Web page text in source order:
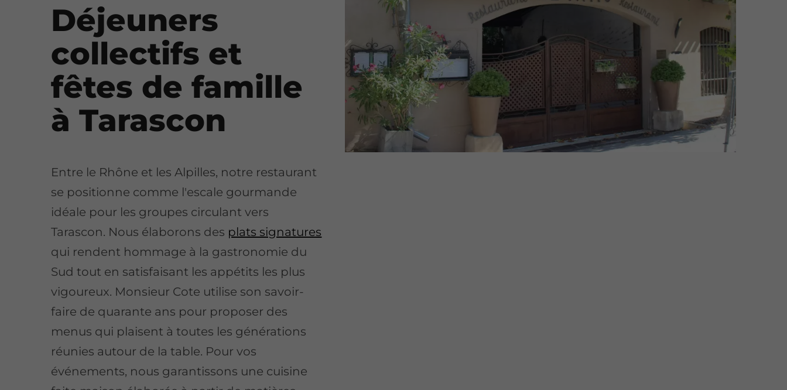
Déjeuners
collectifs et
fêtes de famille
à Tarascon
Entre le Rhône et les Alpilles, notre restaurant
se positionne comme l'escale gourmande
idéale pour les groupes circulant vers
Tarascon. Nous élaborons des plats signatures
qui rendent hommage à la gastronomie du
Sud tout en satisfaisant les appétits les plus
vigoureux. Monsieur Cote utilise son savoir-
faire de quarante ans pour proposer des
menus qui plaisent à toutes les générations
réunies autour de la table. Pour vos
événements, nous garantissons une cuisine